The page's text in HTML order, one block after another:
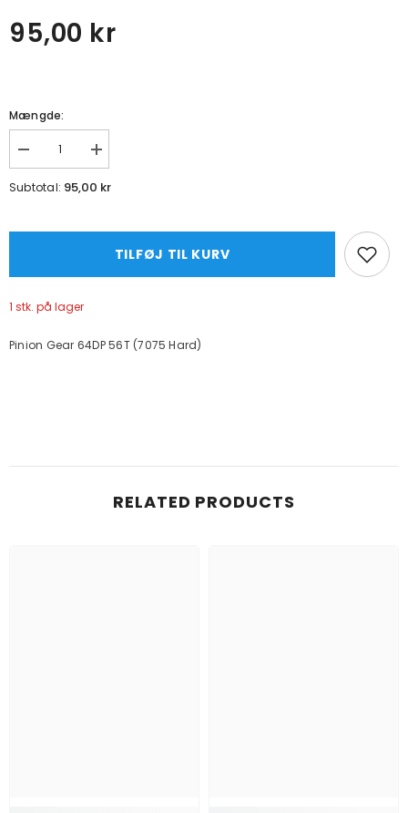
95,00 kr
Mængde:
Formindsk
mængde
for
Øg
mængde
for
(7075
Subtotal: 95,00 kr
TILFØJ TIL KURV
1 stk. på lager
Pinion Gear 64DP 56T (7075 Hard)
RELATED PRODUCTS